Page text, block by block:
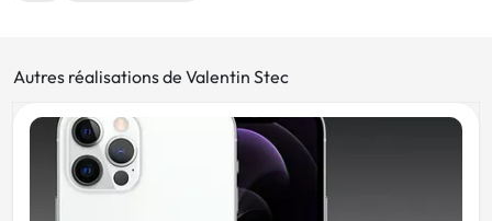
Autres réalisations de Valentin Stec